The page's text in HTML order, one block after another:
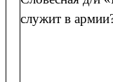
служит в